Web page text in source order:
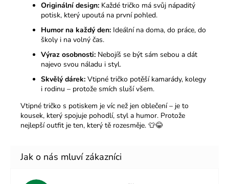
Originální design: Každé tričko má svůj nápaditý
potisk, který upoutá na první pohled.
Humor na každý den: Ideální na doma, do práce, do
školy i na volný čas.
Výraz osobnosti: Nebojíš se být sám sebou a dát
najevo svou náladu i styl.
Skvělý dárek: Vtipné tričko potěší kamarády, kolegy
i rodinu – protože smích sluší všem.
Vtipné tričko s potiskem je víc než jen oblečení – je to
kousek, který spojuje pohodlí, styl a humor. Protože
nejlepší outfit je ten, který tě rozesměje. 👕😂